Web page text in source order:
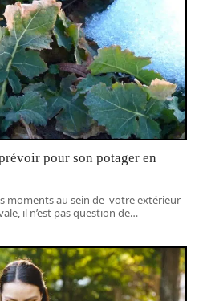
pour son potager en
moments au sein de votre extérieur
il n’est pas question de…